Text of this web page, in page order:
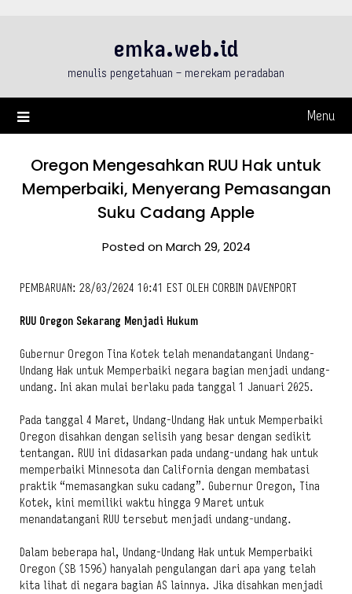
emka.web.id
menulis pengetahuan – merekam peradaban
Menu
Oregon Mengesahkan RUU Hak untuk
Memperbaiki, Menyerang Pemasangan
Suku Cadang Apple
Posted on March 29, 2024
PEMBARUAN: 28/03/2024 10:41 EST OLEH CORBIN DAVENPORT
RUU Oregon Sekarang Menjadi Hukum
Gubernur Oregon Tina Kotek telah menandatangani Undang-
Undang Hak untuk Memperbaiki negara bagian menjadi undang-
undang. Ini akan mulai berlaku pada tanggal 1 Januari 2025.
Pada tanggal 4 Maret, Undang-Undang Hak untuk Memperbaiki
Oregon disahkan dengan selisih yang besar dengan sedikit
tentangan. RUU ini didasarkan pada undang-undang hak untuk
memperbaiki Minnesota dan California dengan membatasi
praktik “memasangkan suku cadang”. Gubernur Oregon, Tina
Kotek, kini memiliki waktu hingga 9 Maret untuk
menandatangani RUU tersebut menjadi undang-undang.
Dalam beberapa hal, Undang-Undang Hak untuk Memperbaiki
Oregon (SB 1596) hanyalah pengulangan dari apa yang telah
kita lihat di negara bagian AS lainnya. Jika disahkan menjadi